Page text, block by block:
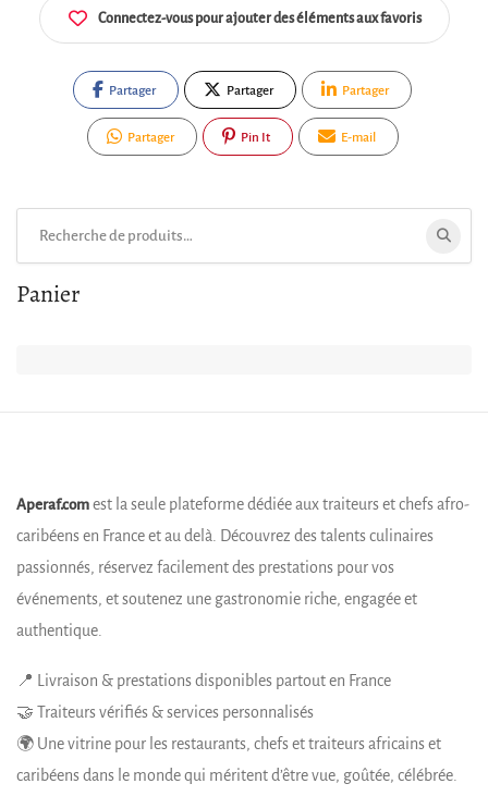
Connectez-vous pour ajouter des éléments aux favoris
Partager Partager Partager
Partager Pin It E-mail
Panier
Aperaf.com est la seule plateforme dédiée aux traiteurs et chefs afro-
caribéens en France et au delà. Découvrez des talents culinaires
passionnés, réservez facilement des prestations pour vos
événements, et soutenez une gastronomie riche, engagée et
authentique.
📍 Livraison & prestations disponibles partout en France
🤝 Traiteurs vérifiés & services personnalisés
🌍 Une vitrine pour les restaurants, chefs et traiteurs africains et
caribéens dans le monde qui méritent d’être vue, goûtée, célébrée.